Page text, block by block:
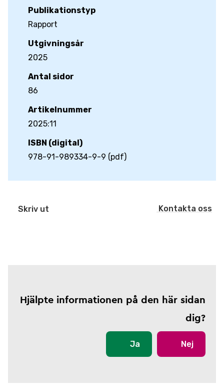
Publikationstyp
Rapport
Utgivningsår
2025
Antal sidor
86
Artikelnummer
2025:11
ISBN (digital)
978-91-989334-9-9 (pdf)
Skriv ut Kontakta oss
Hjälpte informationen på den här sidan
dig?
Ja Nej